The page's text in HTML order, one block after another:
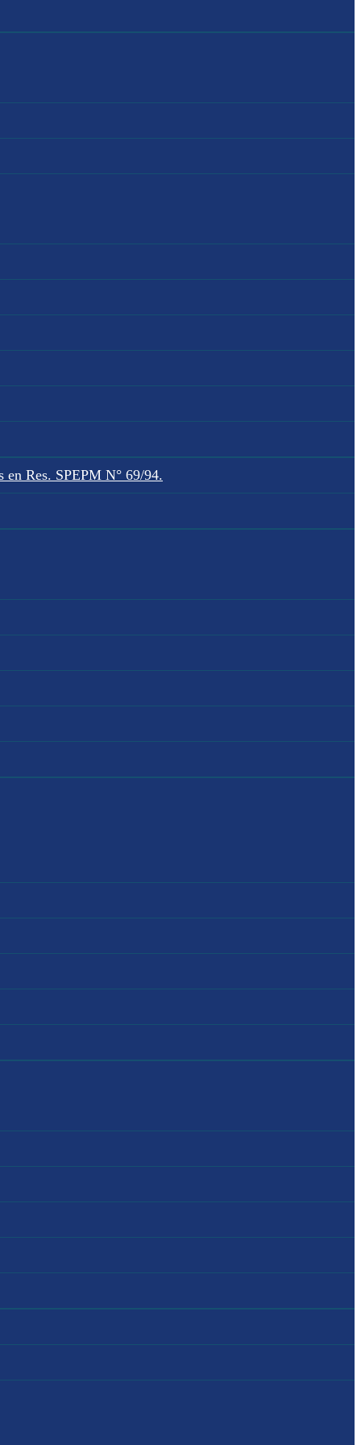
en Res. SPEPM N° 69/94.